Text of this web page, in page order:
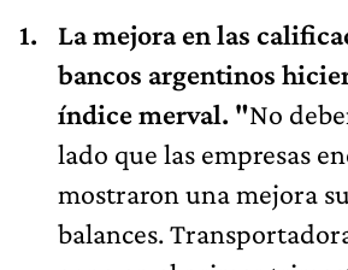
La mejora en las
bancos argentinos
índice merval. "No
lado que las empresas
mostraron una mejora
balances.